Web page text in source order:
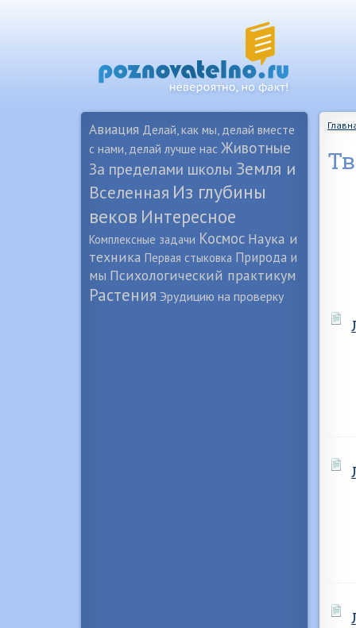
Авиация Делай, как мы, делай вместе
с нами, делай лучше нас Животные
За пределами школы Земля и
Вселенная Из глубины
веков Интересное
Комплексные задачи Космос Наука и
техника Первая стыковка Природа и
мы Психологический практикум
Растения Эрудицию на проверку